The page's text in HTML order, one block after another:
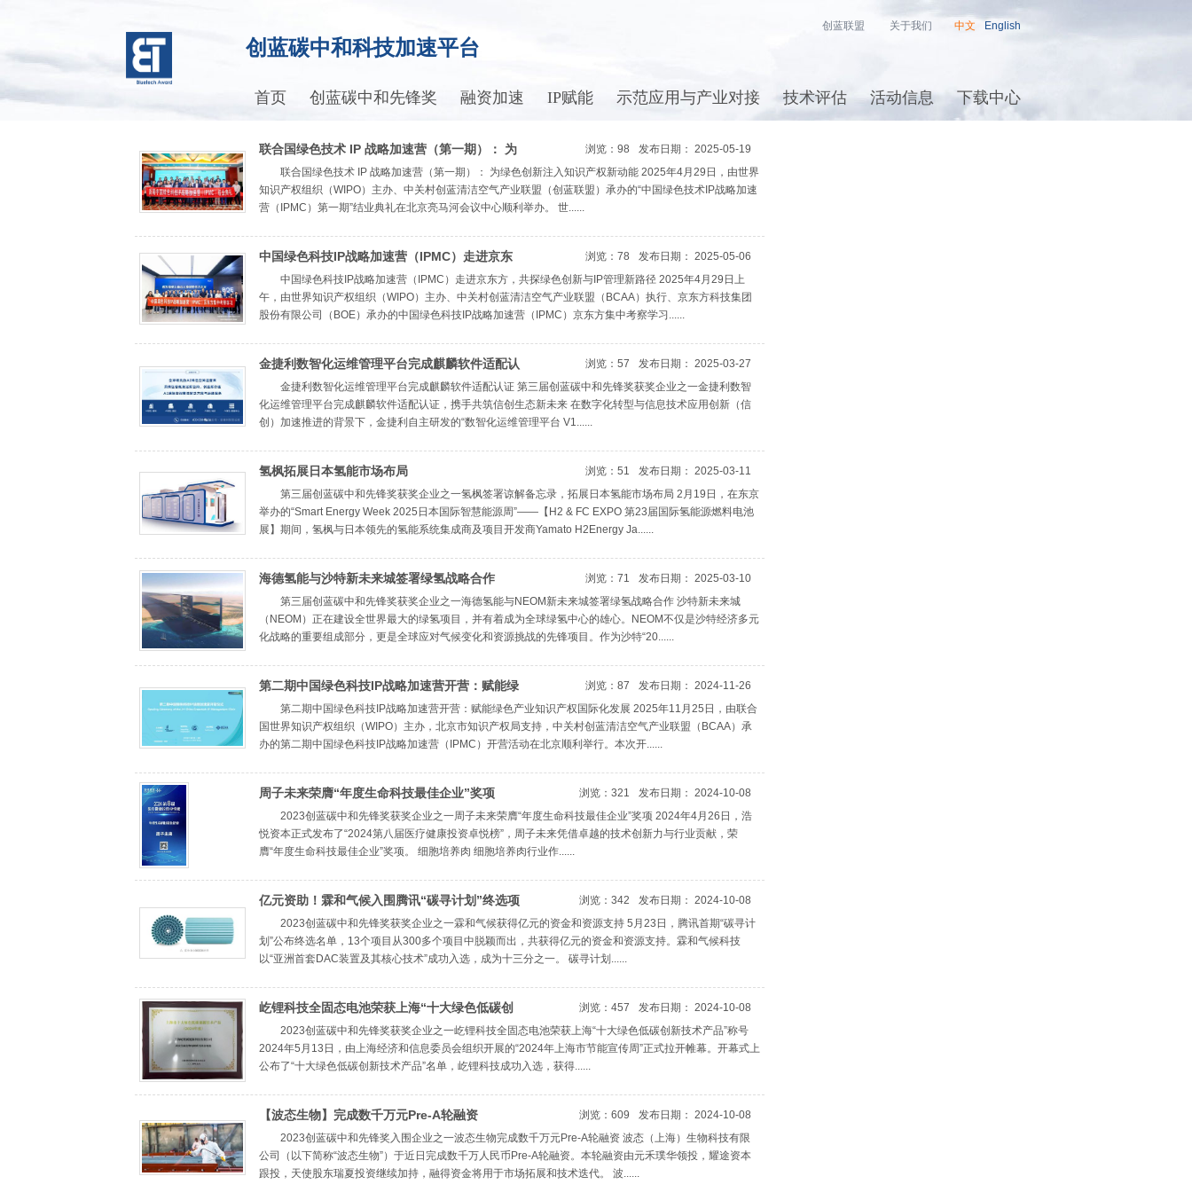
创蓝联盟 关于我们 中文 English
创蓝碳中和科技加速平台
首页 创蓝碳中和先锋奖 融资加速 IP赋能 示范应用与产业对接 技术评估 活动信息 下载中心
联合国绿色技术 IP 战略加速营（第一期）： 为
绿色创新注入知识产权新动能
发布日期： 2025-05-19
浏览：98
联合国绿色技术 IP 战略加速营（第一期）： 为绿色创新注入知识产权新动能 2025年4月29日，由世界
知识产权组织（WIPO）主办、中关村创蓝清洁空气产业联盟（创蓝联盟）承办的“中国绿色技术IP战略加速
营（IPMC）第一期”结业典礼在北京亮马河会议中心顺利举办。 世......
中国绿色科技IP战略加速营（IPMC）走进京东
方，共探绿色创新与IP管理新路径
发布日期： 2025-05-06
浏览：78
中国绿色科技IP战略加速营（IPMC）走进京东方，共探绿色创新与IP管理新路径 2025年4月29日上
午，由世界知识产权组织（WIPO）主办、中关村创蓝清洁空气产业联盟（BCAA）执行、京东方科技集团
股份有限公司（BOE）承办的中国绿色科技IP战略加速营（IPMC）京东方集中考察学习......
金捷利数智化运维管理平台完成麒麟软件适配认
发布日期： 2025-03-27
浏览：57
金捷利数智化运维管理平台完成麒麟软件适配认证 第三届创蓝碳中和先锋奖获奖企业之一金捷利数智
化运维管理平台完成麒麟软件适配认证，携手共筑信创生态新未来 在数字化转型与信息技术应用创新（信
创）加速推进的背景下，金捷利自主研发的“数智化运维管理平台 V1......
氢枫拓展日本氢能市场布局 发布日期： 2025-03-11
浏览：51
第三届创蓝碳中和先锋奖获奖企业之一氢枫签署谅解备忘录，拓展日本氢能市场布局 2月19日，在东京
举办的“Smart Energy Week 2025日本国际智慧能源周”——【H2 & FC EXPO 第23届国际氢能源燃料电池
展】期间，氢枫与日本领先的氢能系统集成商及项目开发商Yamato H2Energy Ja......
海德氢能与沙特新未来城签署绿氢战略合作 发布日期： 2025-03-10
浏览：71
第三届创蓝碳中和先锋奖获奖企业之一海德氢能与NEOM新未来城签署绿氢战略合作 沙特新未来城
（NEOM）正在建设全世界最大的绿氢项目，并有着成为全球绿氢中心的雄心。NEOM不仅是沙特经济多元
化战略的重要组成部分，更是全球应对气候变化和资源挑战的先锋项目。作为沙特“20......
第二期中国绿色科技IP战略加速营开营：赋能绿
色产业知识产权国际化发展
发布日期： 2024-11-26
浏览：87
第二期中国绿色科技IP战略加速营开营：赋能绿色产业知识产权国际化发展 2025年11月25日，由联合
国世界知识产权组织（WIPO）主办，北京市知识产权局支持，中关村创蓝清洁空气产业联盟（BCAA）承
办的第二期中国绿色科技IP战略加速营（IPMC）开营活动在北京顺利举行。本次开......
周子未来荣膺“年度生命科技最佳企业”奖项 发布日期： 2024-10-08
浏览：321
2023创蓝碳中和先锋奖获奖企业之一周子未来荣膺“年度生命科技最佳企业”奖项 2024年4月26日，浩
悦资本正式发布了“2024第八届医疗健康投资卓悦榜”，周子未来凭借卓越的技术创新力与行业贡献，荣
膺“年度生命科技最佳企业”奖项。 细胞培养肉 细胞培养肉行业作......
亿元资助！霖和气候入围腾讯“碳寻计划”终选项
目名单！
发布日期： 2024-10-08
浏览：342
2023创蓝碳中和先锋奖获奖企业之一霖和气候获得亿元的资金和资源支持 5月23日，腾讯首期“碳寻计
划”公布终选名单，13个项目从300多个项目中脱颖而出，共获得亿元的资金和资源支持。霖和气候科技
以“亚洲首套DAC装置及其核心技术”成功入选，成为十三分之一。 碳寻计划......
屹锂科技全固态电池荣获上海“十大绿色低碳创
新技术产品”称号
发布日期： 2024-10-08
浏览：457
2023创蓝碳中和先锋奖获奖企业之一屹锂科技全固态电池荣获上海“十大绿色低碳创新技术产品”称号
2024年5月13日，由上海经济和信息委员会组织开展的“2024年上海市节能宣传周”正式拉开帷幕。开幕式上
公布了“十大绿色低碳创新技术产品”名单，屹锂科技成功入选，获得......
【波态生物】完成数千万元Pre-A轮融资 发布日期： 2024-10-08
浏览：609
2023创蓝碳中和先锋奖入围企业之一波态生物完成数千万元Pre-A轮融资 波态（上海）生物科技有限
公司（以下简称“波态生物”）于近日完成数千万人民币Pre-A轮融资。本轮融资由元禾璞华领投，耀途资本
跟投，天使股东瑞夏投资继续加持，融得资金将用于市场拓展和技术迭代。 波......